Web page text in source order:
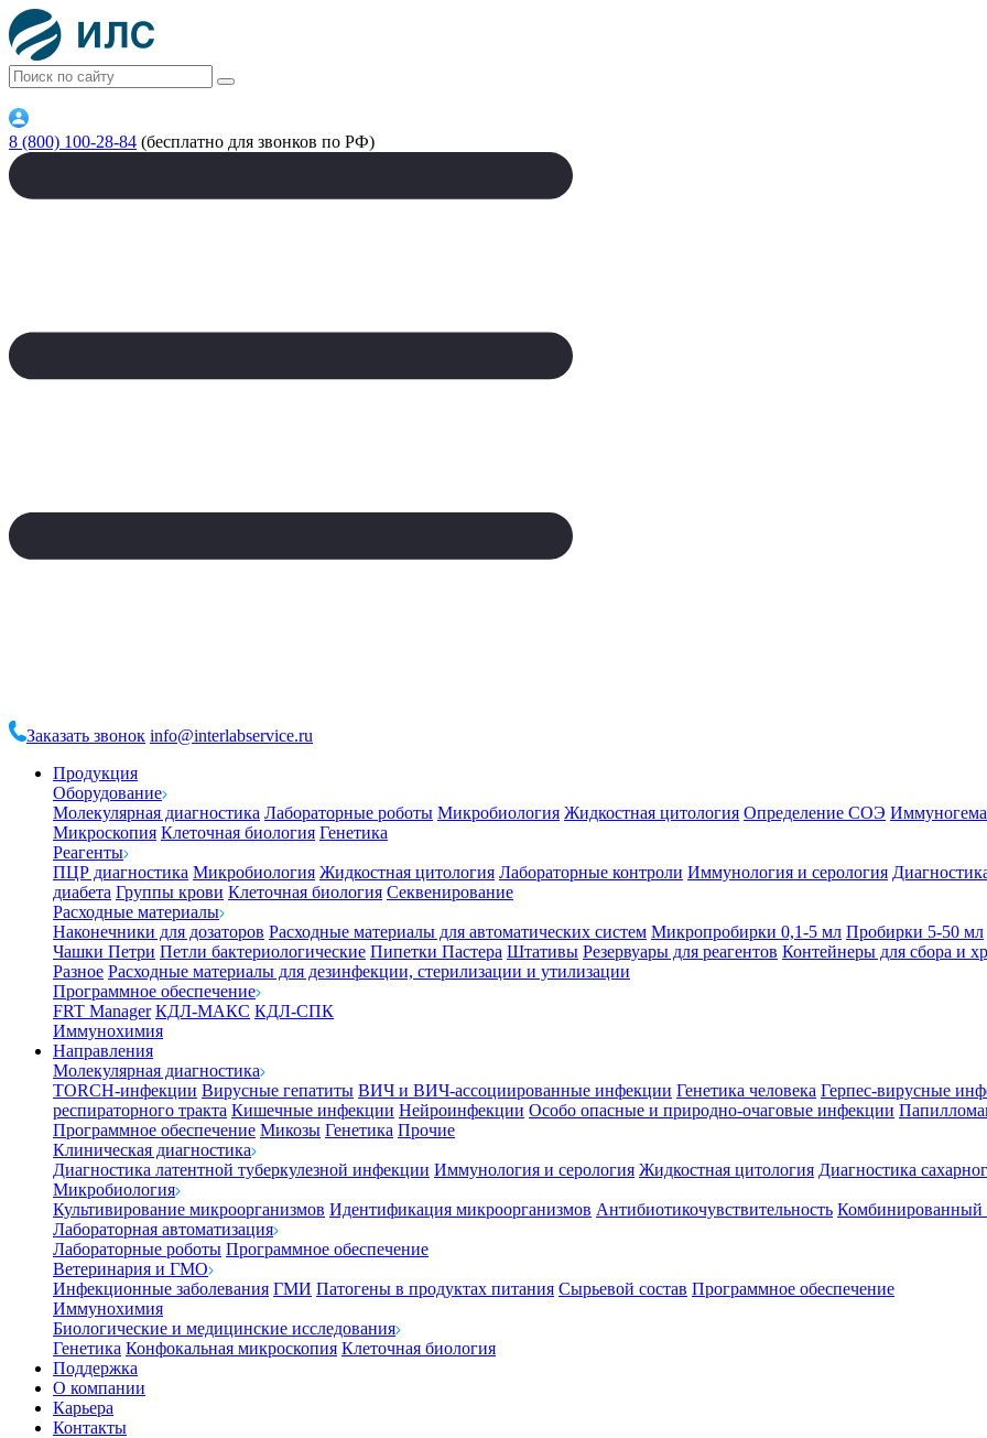
8 (800) 100-28-84 (бесплатно для звонков по РФ)
Заказать звонок info@interlabservice.ru
Продукция
Оборудование
Молекулярная диагностика Лабораторные роботы Микробиология Жидкостная цитология Определение СОЭ
Микроскопия Клеточная биология Генетика
Реагенты
ПЦР диагностика Микробиология Жидкостная цитология Лабораторные контроли Иммунология и серология
диабета Группы крови Клеточная биология Секвенирование
Расходные материалы
Наконечники для дозаторов Расходные материалы для автоматических систем Микропробирки 0,1-5 мл Пробирки 5-50 мл
Чашки Петри Петли бактериологические Пипетки Пастера Штативы Резервуары для реагентов Контейнеры для сбора и
Разное Расходные материалы для дезинфекции, стерилизации и утилизации
Программное обеспечение
FRT Manager КДЛ-МАКС КДЛ-СПК
Иммунохимия
Направления
Молекулярная диагностика
TORCH-инфекции Вирусные гепатиты ВИЧ и ВИЧ-ассоциированные инфекции Генетика человека Герпес-вирусные
респираторного тракта Кишечные инфекции Нейроинфекции Особо опасные и природно-очаговые инфекции
Программное обеспечение Микозы Генетика Прочие
Клиническая диагностика
Диагностика латентной туберкулезной инфекции Иммунология и серология Жидкостная цитология Диагностика
Микробиология
Культивирование микроорганизмов Идентификация микроорганизмов Антибиотикочувствительность Комбинированный
Лабораторная автоматизация
Лабораторные роботы Программное обеспечение
Ветеринария и ГМО
Инфекционные заболевания ГМИ Патогены в продуктах питания Сырьевой состав Программное обеспечение
Иммунохимия
Биологические и медицинские исследования
Генетика Конфокальная микроскопия Клеточная биология
Поддержка
О компании
Карьера
Контакты